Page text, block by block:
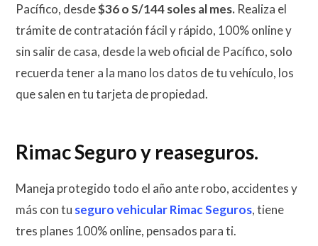
Pacífico, desde$36 o S/144 soles al mes. Realiza el
trámite de contratación fácil y rápido, 100% online y
sin salir de casa, desde la web oficial de Pacífico, solo
recuerda tener a la mano los datos de tu vehículo, los
que salen en tu tarjeta de propiedad.
Rimac Seguro y reaseguros.
Maneja protegido todo el año ante robo, accidentes y
más con tu seguro vehicular Rimac Seguros,tiene
tres planes 100% online, pensados para ti.